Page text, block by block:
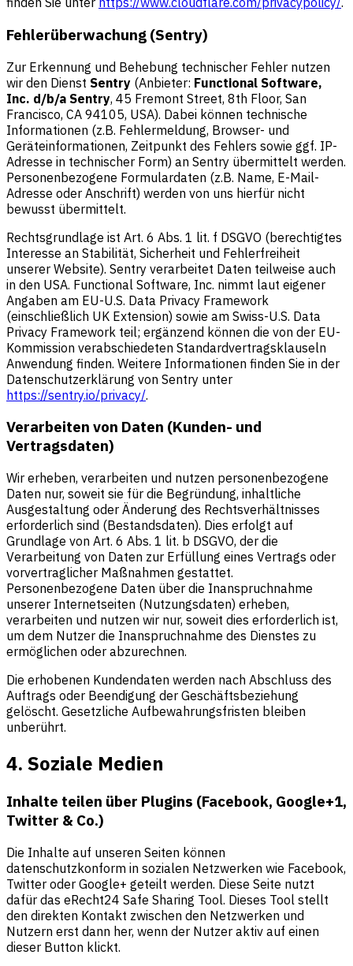
Fehlerüberwachung (Sentry)
Zur Erkennung und Behebung technischer Fehler nutzen
wir den Dienst Sentry (Anbieter: Functional Software,
Inc. d/b/a Sentry, 45 Fremont Street, 8th Floor, San
Francisco, CA 94105, USA). Dabei können technische
Informationen (z.B. Fehlermeldung, Browser- und
Geräteinformationen, Zeitpunkt des Fehlers sowie ggf. IP-
Adresse in technischer Form) an Sentry übermittelt werden.
Personenbezogene Formulardaten (z.B. Name, E-Mail-
Adresse oder Anschrift) werden von uns hierfür nicht
bewusst übermittelt.
Rechtsgrundlage ist Art. 6 Abs. 1 lit. f DSGVO (berechtigtes
Interesse an Stabilität, Sicherheit und Fehlerfreiheit
unserer Website). Sentry verarbeitet Daten teilweise auch
in den USA. Functional Software, Inc. nimmt laut eigener
Angaben am EU-U.S. Data Privacy Framework
(einschließlich UK Extension) sowie am Swiss-U.S. Data
Privacy Framework teil; ergänzend können die von der EU-
Kommission verabschiedeten Standardvertragsklauseln
Anwendung finden. Weitere Informationen finden Sie in der
Datenschutzerklärung von Sentry unter
https://sentry.io/privacy/.
Verarbeiten von Daten (Kunden- und
Vertragsdaten)
Wir erheben, verarbeiten und nutzen personenbezogene
Daten nur, soweit sie für die Begründung, inhaltliche
Ausgestaltung oder Änderung des Rechtsverhältnisses
erforderlich sind (Bestandsdaten). Dies erfolgt auf
Grundlage von Art. 6 Abs. 1 lit. b DSGVO, der die
Verarbeitung von Daten zur Erfüllung eines Vertrags oder
vorvertraglicher Maßnahmen gestattet.
Personenbezogene Daten über die Inanspruchnahme
unserer Internetseiten (Nutzungsdaten) erheben,
verarbeiten und nutzen wir nur, soweit dies erforderlich ist,
um dem Nutzer die Inanspruchnahme des Dienstes zu
ermöglichen oder abzurechnen.
Die erhobenen Kundendaten werden nach Abschluss des
Auftrags oder Beendigung der Geschäftsbeziehung
gelöscht. Gesetzliche Aufbewahrungsfristen bleiben
unberührt.
4. Soziale Medien
Inhalte teilen über Plugins (Facebook, Google+1,
Twitter & Co.)
Die Inhalte auf unseren Seiten können
datenschutzkonform in sozialen Netzwerken wie Facebook,
Twitter oder Google+ geteilt werden. Diese Seite nutzt
dafür das eRecht24 Safe Sharing Tool. Dieses Tool stellt
den direkten Kontakt zwischen den Netzwerken und
Nutzern erst dann her, wenn der Nutzer aktiv auf einen
dieser Button klickt.